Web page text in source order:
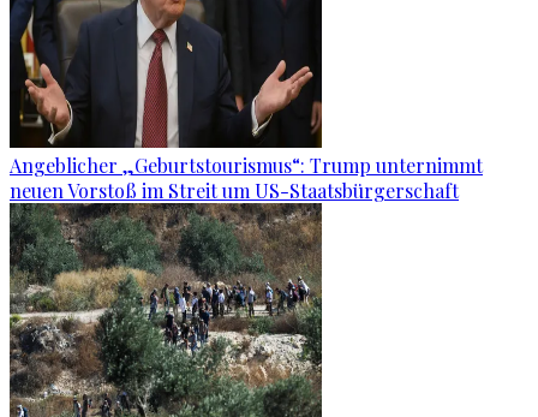
Angeblicher „Geburtstourismus“: Trump unternimmt
neuen Vorstoß im Streit um US-Staatsbürgerschaft